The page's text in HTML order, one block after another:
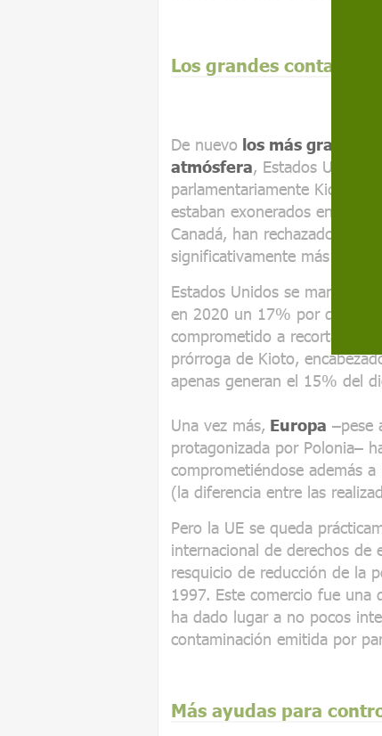
Los grandes
De nuevo los más grandes
atmósfera, Estados Unidos
parlamentariamente Kioto),
estaban exonerados en el
Canadá, han rechazado
significativamente más allá
Estados Unidos se mantuvo
en 2020 un 17% por debajo
comprometido a recortar un
prórroga de Kioto,
apenas generan el 15% del
Una vez más, Europa –pese
protagonizada por Polonia–
comprometiéndose además
(la diferencia entre las
Pero la UE se queda
internacional de derechos de
resquicio de reducción de la
1997. Este comercio fue una
ha dado lugar a no pocos
contaminación emitida por
Más ayudas para